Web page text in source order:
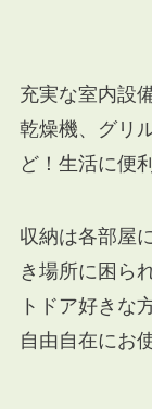
充実な室内設
乾燥機、グリ
ど！生活に便
収納は各部屋
き場所に困ら
トドア好きな
自由自在にお